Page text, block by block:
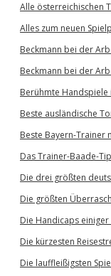
Alle österreichischen
Alles zum neuen
Beckmann bei der
Beckmann bei der
Berühmte Handspiele
Beste ausländische
Beste Bayern-Trainer
Das Trainer-Baade-
Die drei größten
Die größten
Die Handicaps
Die kürzesten
Die lauffleißigsten